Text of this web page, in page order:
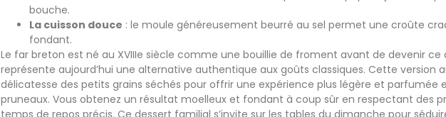
bouche.
La cuisson douce : le moule généreusement beurré au sel permet une croûte
fondant.
Le far breton est né au XVIIIe siècle comme une bouillie de froment avant de devenir ce
représente aujourd’hui une alternative authentique aux goûts classiques. Cette version
délicatesse des petits grains séchés pour offrir une expérience plus légère et parfumée
pruneaux. Vous obtenez un résultat moelleux et fondant à coup sûr en respectant des
temps de repos précis. Ce dessert familial s’invite sur les tables du dimanche pour